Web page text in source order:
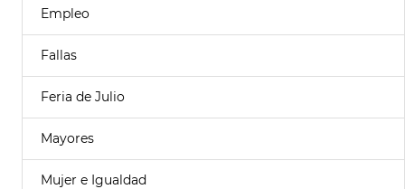
Empleo
Fallas
Feria de Julio
Mayores
Mujer e Igualdad